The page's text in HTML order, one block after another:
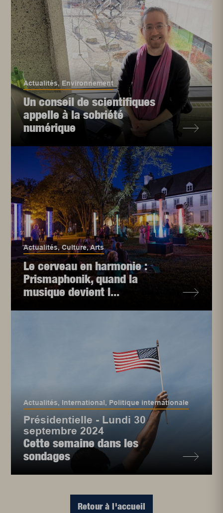
Actualités, Environnement
Un conseil de scientifiques
appelle à la sobriété
numérique
Actualités,Culture,Arts
Le cerveau en harmonie :
Prismaphonik, quand la
musique devient l...
Actualités, International, Politique internationale
Présidentielle - Lundi 30
septembre 2024
Cette semaine dans les
sondages
Retour à l'accueil